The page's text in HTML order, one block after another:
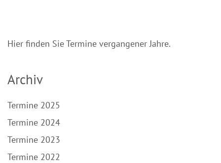
Hier finden Sie Termine vergangener Jahre.
Archiv
Termine 2025
Termine 2024
Termine 2023
Termine 2022